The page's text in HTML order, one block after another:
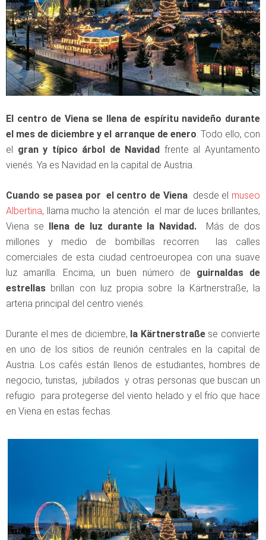
El centro de Viena se llena de espíritu navideño durante
el mes de diciembre y el arranque de enero. Todo ello, con
el gran y típico árbol de Navidad frente al Ayuntamento
vienés. Ya es Navidad en la capital de Austria.
Cuando se pasea por el centro de Viena desde el museo
Albertina, llama mucho la atención el mar de luces brillantes,
Viena se
llena de luz durante la Navidad. Más de dos
millones y medio de bombillas recorren las calles
comerciales de esta ciudad centroeuropea con una suave
luz amarilla. Encima, un buen número de guirnaldas de
estrellas brillan con luz propia sobre la Kärtnerstraße, la
arteria principal del centro vienés.
Durante el mes de diciembre, la Kärtnerstraßese convierte
en uno de los sitios de reunión centrales en la capital de
Austria. Los cafés están llenos de estudiantes, hombres de
negocio, turistas, jubilados y otras personas que buscan un
refugio para protegerse del viento helado y el frío que hace
en Viena en estas fechas.